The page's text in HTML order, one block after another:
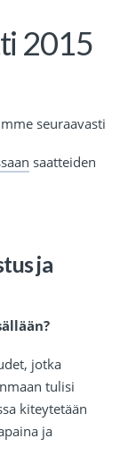
2015
seuraavasti
saatteiden
ja
jotka
tulisi
kiteytetään
ja